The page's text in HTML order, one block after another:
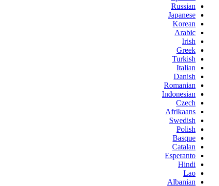
Russian
Japanese
Korean
Arabic
Irish
Greek
Turkish
Italian
Danish
Romanian
Indonesian
Czech
Afrikaans
Swedish
Polish
Basque
Catalan
Esperanto
Hindi
Lao
Albanian